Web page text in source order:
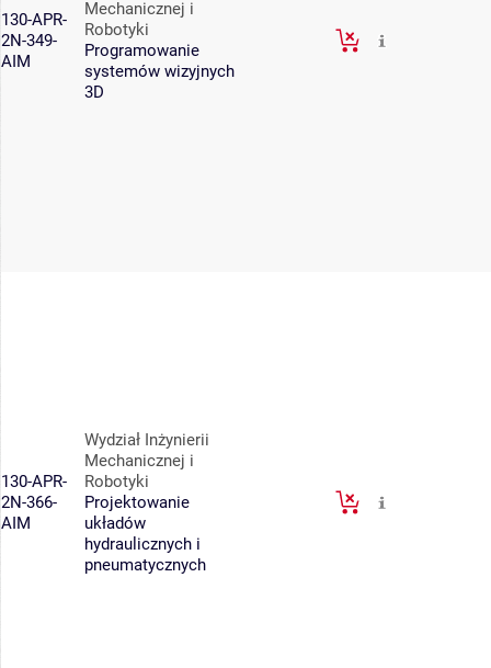
130-APR-
2N-349-
AIM
Mechanicznej i
Robotyki
Programowanie
systemów wizyjnych
3D
130-APR-
2N-366-
AIM
Wydział Inżynierii
Mechanicznej i
Robotyki
Projektowanie
układów
hydraulicznych i
pneumatycznych